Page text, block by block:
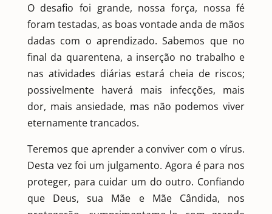
O desafio foi grande, nossa força, nossa fé
foram testadas, as boasvontade anda de mãos
dadas com o aprendizado. Sabemos que no
final da quarentena, a inserção no trabalho e
nas atividades diárias estará cheia de riscos;
possivelmente haverá mais infecções, mais
dor, mais ansiedade, mas não podemos viver
eternamente trancados.
Teremos que aprender a conviver com o vírus.
Desta vez foi um julgamento. Agora é para nos
proteger, para cuidar um do outro. Confiando
que Deus, sua Mãe e Mãe Cândida, nos